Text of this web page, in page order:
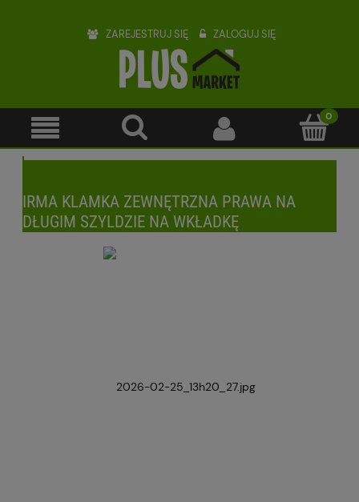
ZAREJESTRUJ SIĘ ZALOGUJ SIĘ
IRMA KLAMKA ZEWNĘTRZNA PRAWA NA
DŁUGIM SZYLDZIE NA WKŁADKĘ